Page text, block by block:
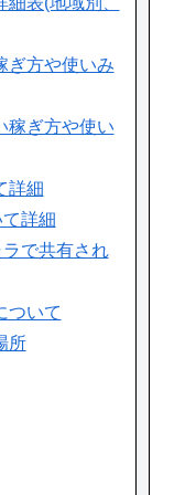
ぎ方や使いみ
稼ぎ方や使い
詳細
詳細
で共有され
ついて
所